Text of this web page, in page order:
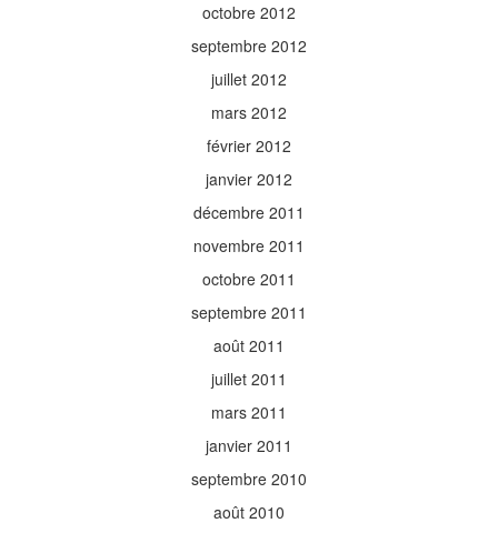
octobre 2012
septembre 2012
juillet 2012
mars 2012
février 2012
janvier 2012
décembre 2011
novembre 2011
octobre 2011
septembre 2011
août 2011
juillet 2011
mars 2011
janvier 2011
septembre 2010
août 2010